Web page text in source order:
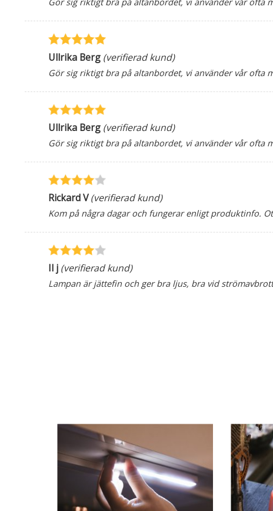
Ullrika Berg (verifierad kund)
Gör sig riktigt bra på altanbordet, vi använder vår ofta
Ullrika Berg (verifierad kund)
Gör sig riktigt bra på altanbordet, vi använder vår ofta
Rickard V(verifierad kund)
Kom på några dagar och fungerar enligt produktinfo.
Il j (verifierad kund)
Lampan är jättefin och ger bra ljus, bra vid